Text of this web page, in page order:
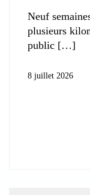
Neuf
plusieurs
public
8 juillet 2026